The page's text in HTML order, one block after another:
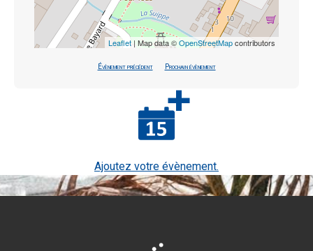
Leaflet| Map data ©OpenStreetMapcontributors
Évènement précédent Prochain évènement
Ajoutez votre évènement.